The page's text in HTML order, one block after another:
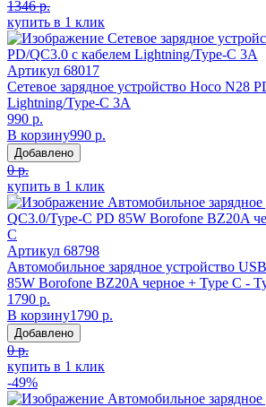
1346 р.
купить в 1 клик
Артикул 68017
Сетевое зарядное устройство Hoco N28
Lightning/Type-C 3A
990 р.
В корзину990 р.
Добавлено
0 р.
купить в 1 клик
Артикул 68798
Автомобильное зарядное устройство
85W Borofone BZ20A черное + Type C -
1790 р.
В корзину1790 р.
Добавлено
0 р.
купить в 1 клик
-49%